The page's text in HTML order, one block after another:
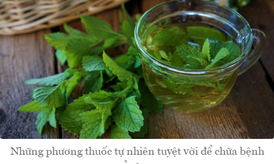
Những phương thuốc tự nhiên tuyệt vời để chữa bệnh